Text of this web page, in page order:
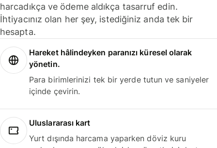
harcadıkça ve ödeme aldıkça tasarruf edin.
İhtiyacınız olan her şey, istediğiniz anda tek bir
hesapta.
Hareket hâlindeyken paranızı küresel olarak
yönetin.
Para birimlerinizi tek bir yerde tutun ve saniyeler
içinde çevirin.
Uluslararası kart
Yurt dışında harcama yaparken döviz kuru